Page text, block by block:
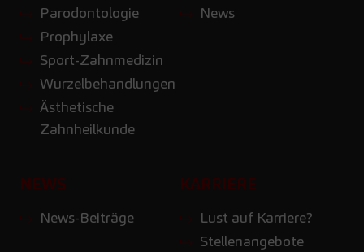
Parodontologie
Prophylaxe
Sport-Zahnmedizin
Wurzelbehandlungen
Ästhetische
Zahnheilkunde
News
NEWS
News-Beiträge
KARRIERE
Lust auf Karriere?
Stellenangebote